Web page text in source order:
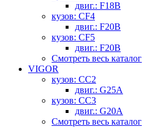
двиг.: F18B
кузов: CF4
двиг.: F20B
кузов: CF5
двиг.: F20B
Смотреть весь каталог
VIGOR
кузов: CC2
двиг.: G25A
кузов: CC3
двиг.: G20A
Смотреть весь каталог